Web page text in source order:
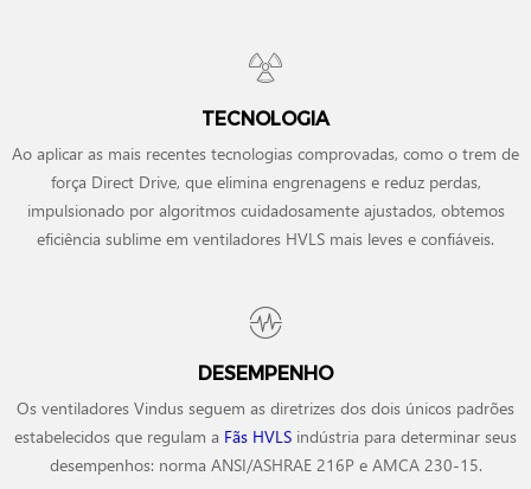
TECNOLOGIA
Ao aplicar as mais recentes tecnologias comprovadas, como o trem de
força Direct Drive, que elimina engrenagens e reduz perdas,
impulsionado por algoritmos cuidadosamente ajustados, obtemos
eficiência sublime em ventiladores HVLS mais leves e confiáveis.
DESEMPENHO
Os ventiladores Vindus seguem as diretrizes dos dois únicos padrões
estabelecidos que regulam a Fãs HVLS indústria para determinar seus
desempenhos: norma ANSI/ASHRAE 216P e AMCA 230-15.